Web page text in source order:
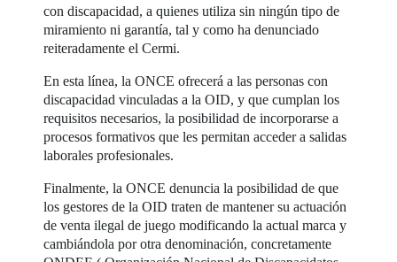
con discapacidad, a quienes utiliza sin ningún tipo de
miramiento ni garantía, tal y como ha denunciado
reiteradamente el Cermi.
En esta línea, la ONCE ofrecerá a las personas con
discapacidad vinculadas a la OID, y que cumplan los
requisitos necesarios, la posibilidad de incorporarse a
procesos formativos que les permitan acceder a salidas
laborales profesionales.
Finalmente, la ONCE denuncia la posibilidad de que
los gestores de la OID traten de mantener su actuación
de venta ilegal de juego modificando la actual marca y
cambiándola por otra denominación, concretamente